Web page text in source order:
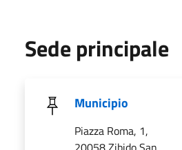
Sede principale
Municipio
Piazza Roma, 1,